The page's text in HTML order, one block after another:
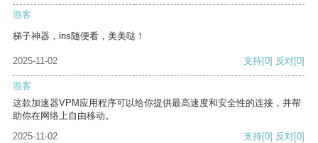
游客
梯子神器，ins随便看，美美哒！
2025-11-02 支持[0] 反对[0]
游客
这款加速器VPM应用程序可以给你提供最高速度和安全性的连接，并帮
助你在网络上自由移动。
2025-11-02
支持[0] 反对[0]